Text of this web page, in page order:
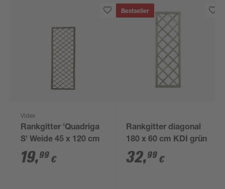
Videx
Rankgitter 'Quadriga
S' Weide 45 x 120 cm
19,99 €
Bestseller
Rankgitter diagonal
180 x 60 cm KDI grün
32,99 €